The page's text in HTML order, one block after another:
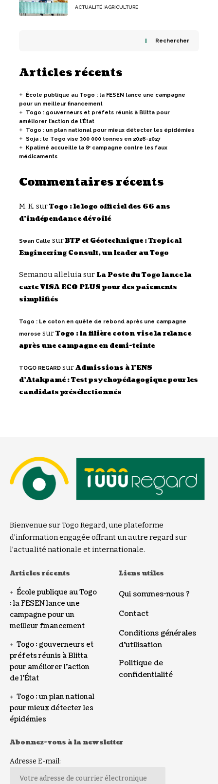
ACTUALITÉ AGRICULTURE
Rechercher
Articles récents
École publique au Togo : la FESEN lance une campagne
pour un meilleur financement
Togo : gouverneurs et préfets réunis à Blitta pour
améliorer l’action de l’État
Togo : un plan national pour mieux détecter les épidémies
Soja : le Togo vise 300 000 tonnes en 2026-2027
Kpalimé accueille la 8ᵉ campagne contre les faux
médicaments
Commentaires récents
M. K. surTogo : le logo officiel des 66 ans
d’indépendance dévoilé
Swan Calle surBTP et Géotechnique : Tropical
Engineering Consult, un leader au Togo
Semanou alleluiasurLa Poste du Togo lance la
carte VISA ECO PLUS pour des paiements
simplifiés
Togo : Le coton en quête de rebond après une campagne
morose surTogo : la filière coton vise la relance
après une campagne en demi-teinte
TOGO REGARD surAdmissions à l’ENS
d’Atakpamé : Test psychopédagogique pour les
candidats présélectionnés
Bienvenue sur Togo Regard, une plateforme
d’information engagée offrant un autre regard sur
l’actualité nationale et internationale.
Articles récents
École publique au Togo
: la FESEN lance une
campagne pour un
meilleur financement
Togo : gouverneurs et
préfets réunis à Blitta
pour améliorer l’action
de l’État
Togo : un plan national
pour mieux détecter les
épidémies
Liens utiles
Qui sommes-nous ?
Contact
Conditions générales
d’utilisation
Politique de
confidentialité
Abonnez-vous à la newsletter
Adresse E-mail: